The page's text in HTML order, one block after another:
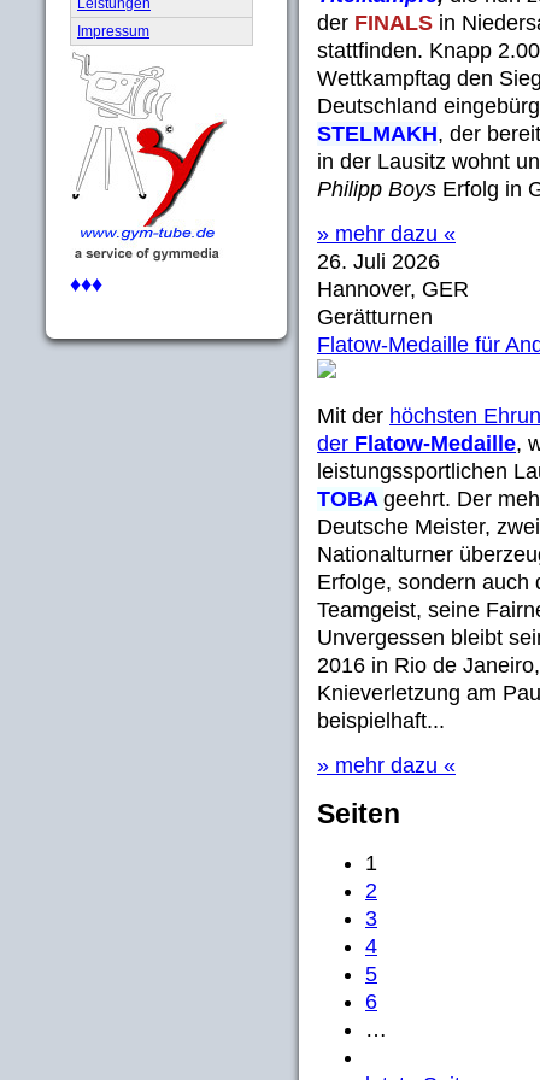
Leistungen
Impressum
♦♦♦
der FINALS in
stattfinden. Knapp
Wettkampftag den
Deutschland
STELMAKH, der
in der Lausitz wohnt
Philipp Boys Erfolg in
» mehr dazu «
26. Juli 2026
Hannover, GER
Gerätturnen
Flatow-Medaille für
Mit der höchsten
der Flatow-Medaille,
leistungssportlichen
TOBA geehrt. Der
Deutsche Meister,
Nationalturner
Erfolge, sondern auch
Teamgeist, seine
Unvergessen bleibt
2016 in Rio de
Knieverletzung am
beispielhaft...
» mehr dazu «
Seiten
1
2
3
4
5
6
…